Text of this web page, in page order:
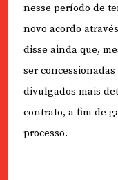
nesse período de
novo acordo
disse ainda que,
ser
divulgados mais
contrato, a fim de
processo.